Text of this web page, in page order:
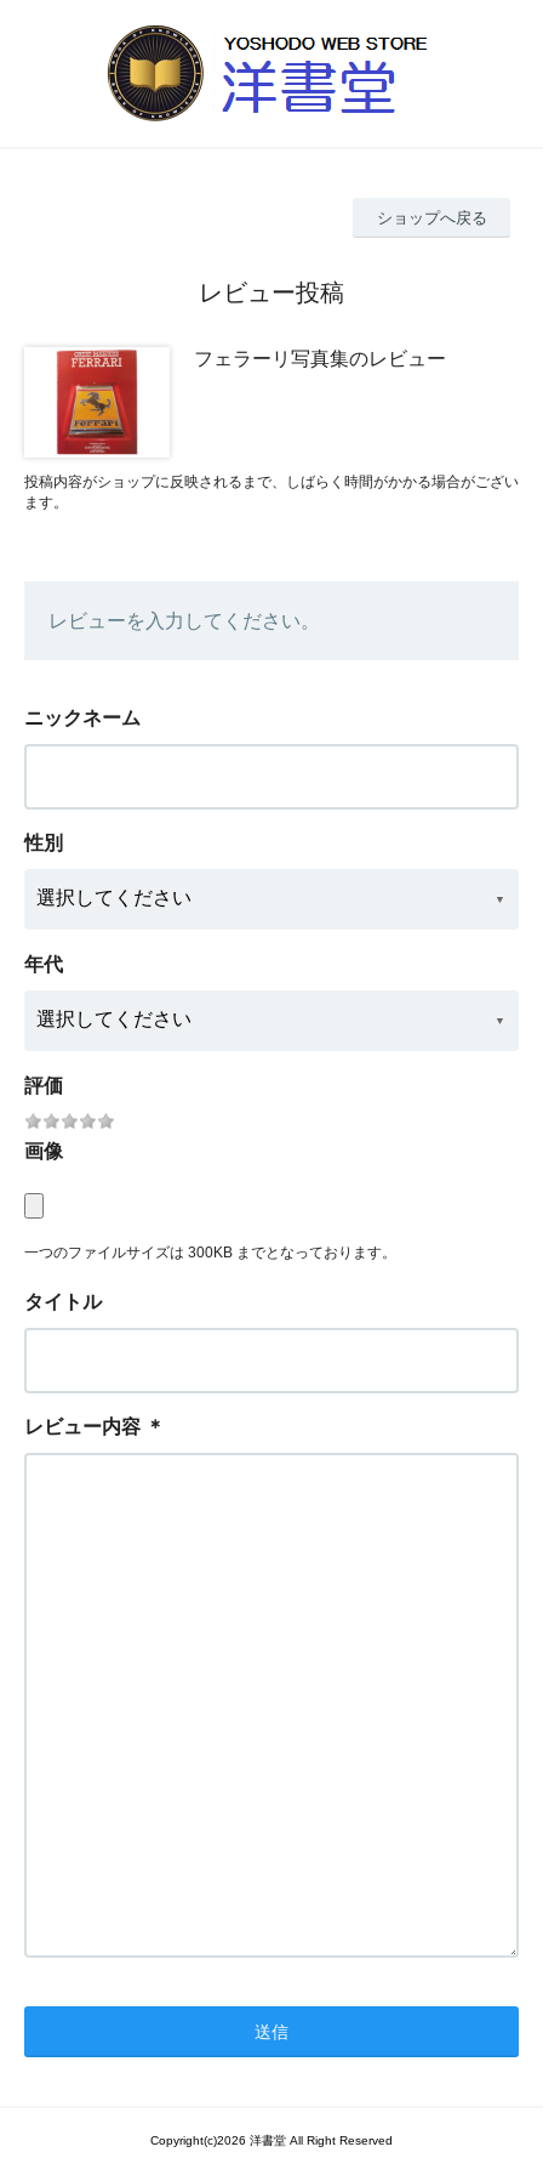
ショップへ戻る
レビュー投稿
フェラーリ写真集のレビュー
投稿内容がショップに反映されるまで、しばらく時間がかかる場合がござい
ます。
レビューを入力してください。
ニックネーム
性別
年代
評価
画像
一つのファイルサイズは 300KB までとなっております。
タイトル
レビュー内容 ＊
Copyright(c)2026 洋書堂 All Right Reserved